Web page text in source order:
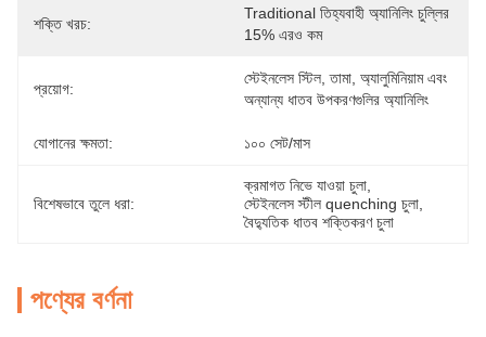
শক্তি খরচ:
Traditional তিহ্যবাহী অ্যানিলিং চুল্লির
15% এরও কম
প্রয়োগ:
স্টেইনলেস স্টিল, তামা, অ্যালুমিনিয়াম এবং
অন্যান্য ধাতব উপকরণগুলির অ্যানিলিং
যোগানের ক্ষমতা: ১০০ সেট/মাস
বিশেষভাবে তুলে ধরা:
ক্রমাগত নিভে যাওয়া চুলা
স্টেইনলেস স্টীল quenching চুলা
বৈদ্যুতিক ধাতব শক্তিকরণ চুলা
পণ্যের বর্ণনা